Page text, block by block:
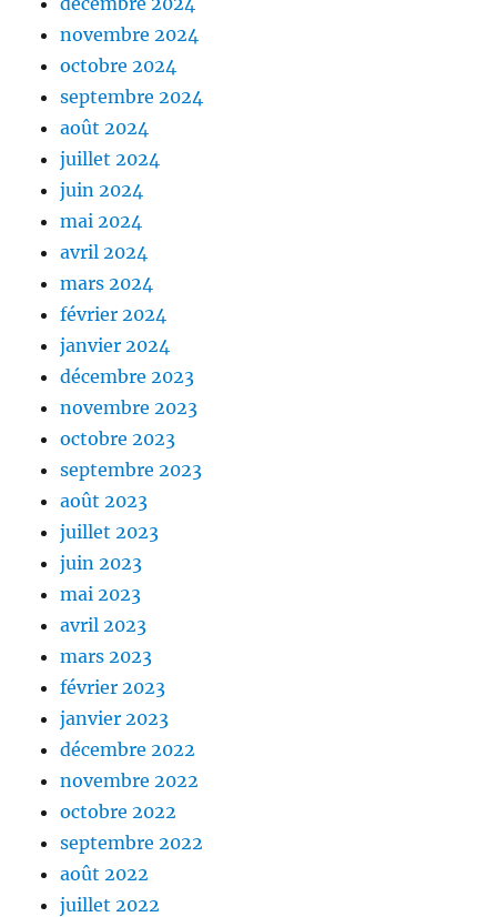
novembre 2024
octobre 2024
septembre 2024
août 2024
juillet 2024
juin 2024
mai 2024
avril 2024
mars 2024
février 2024
janvier 2024
décembre 2023
novembre 2023
octobre 2023
septembre 2023
août 2023
juillet 2023
juin 2023
mai 2023
avril 2023
mars 2023
février 2023
janvier 2023
décembre 2022
novembre 2022
octobre 2022
septembre 2022
août 2022
juillet 2022